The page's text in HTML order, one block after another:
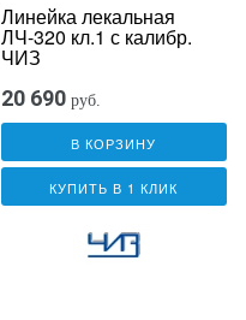
Линейка лекальная
ЛЧ-320 кл.1 с калибр.
ЧИЗ
20 690 руб.
В КОРЗИНУ
КУПИТЬ В 1 КЛИК